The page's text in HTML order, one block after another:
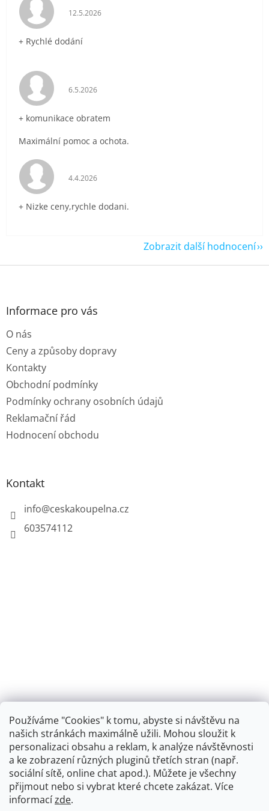
Používáme "Cookies" k tomu, abyste si návštěvu na
našich stránkách maximálně užili. Mohou sloužit k
personalizaci obsahu a reklam, k analýze návštěvnosti
a ke zobrazení různých pluginů třetích stran (např.
sociální sítě, online chat apod.). Můžete je všechny
přijmout nebo si vybrat které chcete zakázat. Více
informacízde.
Hodnocení obchodu je 5 z 5 hvězdiček.
12.5.2026
+ Rychlé dodání
Hodnocení obchodu je 5 z 5 hvězdiček.
6.5.2026
+ komunikace obratem
Maximální pomoc a ochota.
Hodnocení obchodu je 5 z 5 hvězdiček.
4.4.2026
+ Nizke ceny,rychle dodani.
Zobrazit další hodnocení
Z
Informace pro vás
O nás
Ceny a způsoby dopravy
Kontakty
Obchodní podmínky
Podmínky ochrany osobních údajů
Reklamační řád
Hodnocení obchodu
Kontakt
info@ceskakoupelna.cz
603574112
Retro koupelna